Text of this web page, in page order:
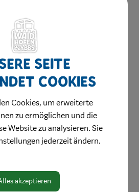
und Kommunikation
Öffentlichkeitsarbeit
Social
Seite
Cookies
Cookies, um erweiterte
zu ermöglichen und die
Website zu analysieren. Sie
jederzeit ändern.
akzeptieren